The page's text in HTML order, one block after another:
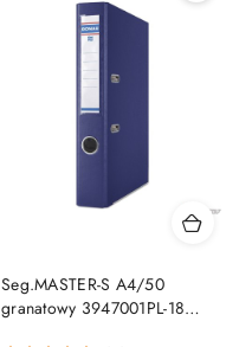
Seg.MASTER-S A4/50
granatowy 3947001PL-18